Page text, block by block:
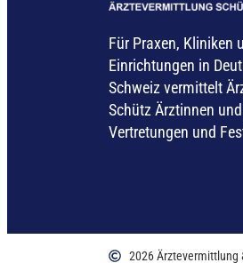
Für Praxen, Kliniken
Einrichtungen in
Schweiz vermittelt
Schütz Ärztinnen
Vertretungen und
2026 Ärztevermittlung